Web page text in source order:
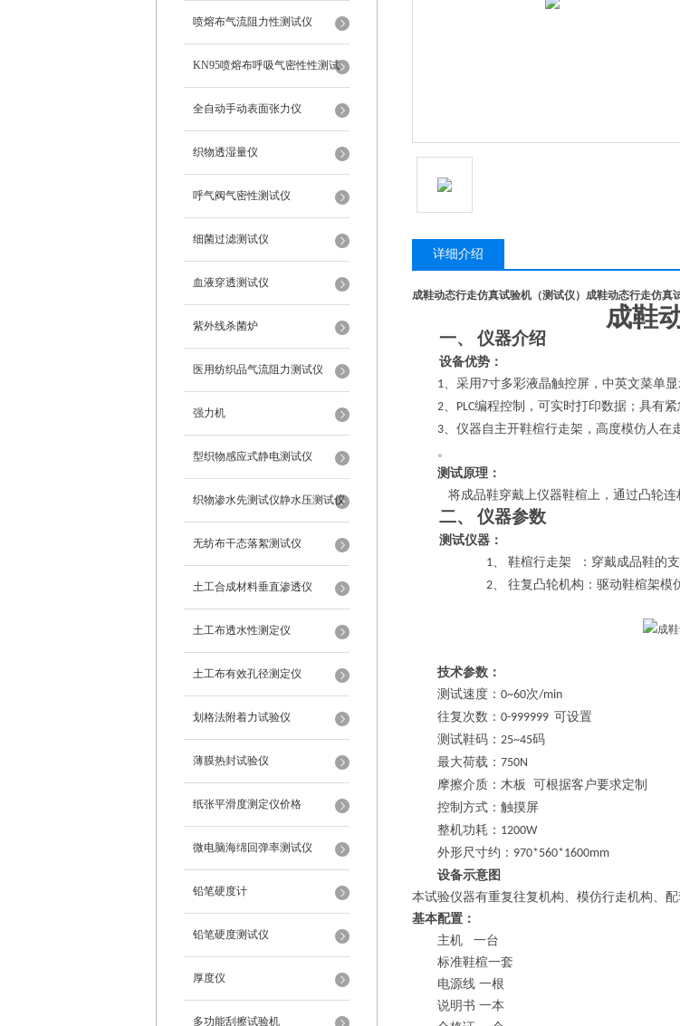
喷熔布气流阻力性测试仪
KN95喷熔布呼吸气密性性测试
仪
全自动手动表面张力仪
织物透湿量仪
呼气阀气密性测试仪
细菌过滤测试仪
血液穿透测试仪
紫外线杀菌炉
医用纺织品气流阻力测试仪
强力机
型织物感应式静电测试仪
织物渗水先测试仪静水压测试仪
无纺布干态落絮测试仪
土工合成材料垂直渗透仪
土工布透水性测定仪
土工布有效孔径测定仪
划格法附着力试验仪
薄膜热封试验仪
纸张平滑度测定仪价格
微电脑海绵回弹率测试仪
铅笔硬度计
铅笔硬度测试仪
厚度仪
多功能刮擦试验机
详细介绍
成鞋动态行走仿真试验机（测试仪） 成鞋动态行走仿真
成鞋
一、 仪器介绍
设备优势：
1、 采用7寸多彩液晶触控屏，中英文菜单
2、 PLC编程控制，可实时打印数据；具有紧
3、仪器自主开鞋楦行走架，高度模仿人在
。
测试原理：
将成品鞋穿戴上仪器鞋楦上，通过凸轮
二、 仪器参数
测试仪器：
1、 鞋楦行走架
：穿戴成品鞋的
2、 往复凸轮机构：驱动鞋楦架模
技术参数：
测试速度 ： 0~60次/min
往复次数 ： 0-999999 可设置
测试鞋码： 25~45码
最大荷载： 750N
摩擦介质 ： 木板
可根据客户要求定制
控制方式 ： 触摸屏
整机功耗： 1200W
外形尺寸约 ： 970*560*1600mm
设备示意图
本试验仪器有重复往复机构、模仿行走机构、
基本配置：
主机
一台
标准鞋楦一套
电源线 一根
说明书 一本